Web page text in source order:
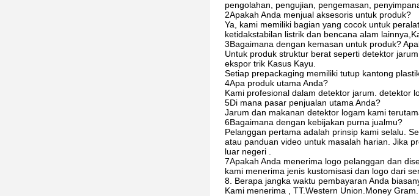
pengolahan, pengujian, pengemasan,
2Apakah Anda menjual aksesoris untuk produk?
Ya, kami memiliki bagian yang cocok untuk
ketidakstabilan listrik dan bencana alam
3Bagaimana dengan kemasan untuk produk?
Untuk produk struktur berat seperti detektor
ekspor trik Kasus Kayu.
Setiap prepackaging memiliki tutup kantong
4Apa produk utama Anda?
Kami profesional dalam detektor jarum. detektor
5Di mana pasar penjualan utama Anda?
Jarum dan makanan detektor logam kami
6Bagaimana dengan kebijakan purna jualmu?
Pelanggan pertama adalah prinsip kami selalu.
atau panduan video untuk masalah harian. Jika
luar negeri .
7Apakah Anda menerima logo pelanggan dan
kami menerima jenis kustomisasi dan logo dari
8. Berapa jangka waktu pembayaran Anda
Kami menerima , TT.Western Union.Money